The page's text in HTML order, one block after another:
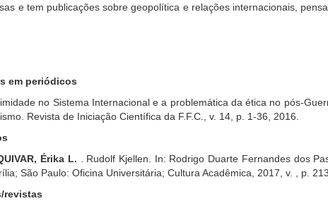
e tem publicações sobre geopolítica e relações internacionais,
em periódicos
no Sistema Internacional e a problemática da ética no pós-
Revista de Iniciação Científica da F.F.C., v. 14, p. 1-36, 2016.
Érika L. . Rudolf Kjellen. In: Rodrigo Duarte Fernandes dos
São Paulo: Oficina Universitária; Cultura Acadêmica, 2017, v. , p.
revistas